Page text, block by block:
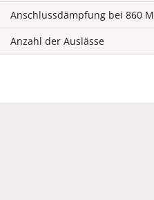
Anschlussdämpfung bei 860
Anzahl der Auslässe